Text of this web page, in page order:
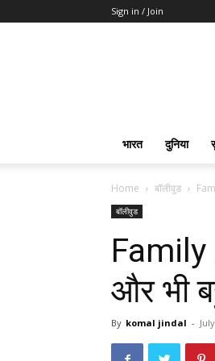
Sign in / Join
भारत दुनिया
Home बॉलीवुड
बॉलीवुड
Family
और भी
By komal jindal -